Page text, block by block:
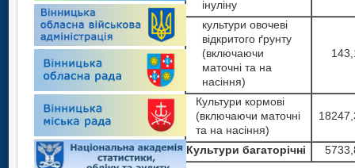
інуліну
культури овочеві
відкритого ґрунту
(включаючи
маточні та на
насіння)
Культури кормові
(включаючи маточні
та на насіння)
Культури багаторічні